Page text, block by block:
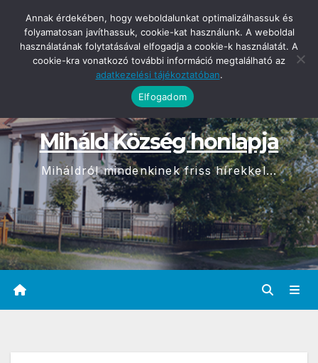
content
2026-08-09 09:18
Miháld Község honlapja
Miháldról mindenkinek friss hírekkel...
Annak érdekében, hogy weboldalunkat optimalizálhassuk és
folyamatosan javíthassuk, cookie-kat használunk. A weboldal
használatának folytatásával elfogadja a cookie-k használatát. A
cookie-kra vonatkozó további információ megtalálható az
adatkezelési tájékoztatóban.
Elfogadom